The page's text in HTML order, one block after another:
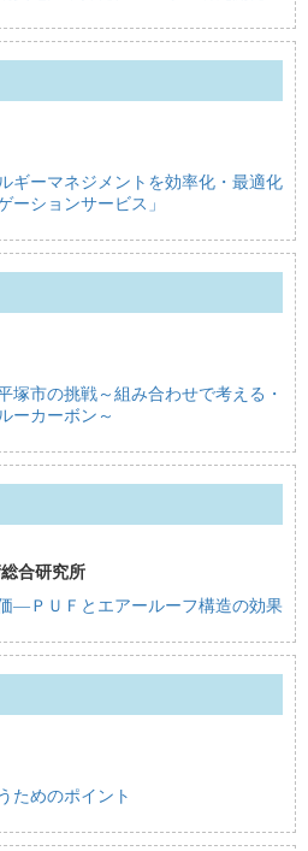
ギーマネジメントを効率化・最適化
ーションサービス」
塚市の挑戦～組み合わせで考える・
ーカーボン～
合研究所
―ＰＵＦとエアールーフ構造の効果
ためのポイント